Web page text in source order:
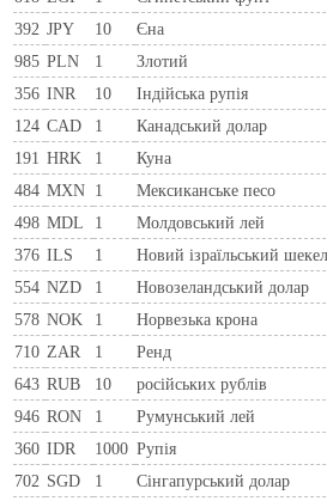
392 JPY 10 Єна
985 PLN 1 Злотий
356 INR 10 Індійська рупія
124 CAD 1 Канадський долар
191 HRK 1 Куна
484 MXN 1 Мексиканське песо
498 MDL 1 Молдовський лей
376 ILS 1 Новий ізраїльський
554 NZD 1 Новозеландський долар
578 NOK 1 Норвезька крона
710 ZAR 1 Ренд
643 RUB 10 російських рублів
946 RON 1 Румунський лей
360 IDR 1000 Рупія
702 SGD 1 Сінгапурський долар